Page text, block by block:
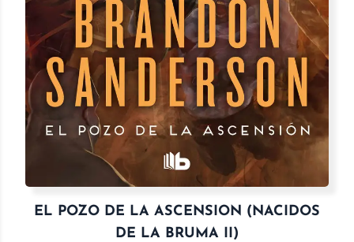
EL POZO DE LA ASCENSION (NACIDOS
DE LA BRUMA II)